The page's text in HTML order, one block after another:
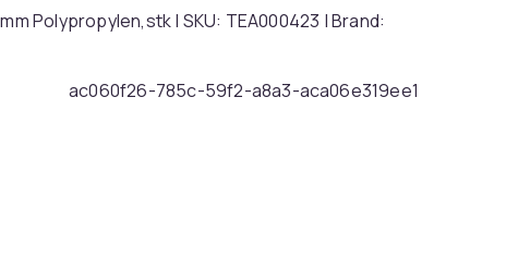
Polypropylen,stk | SKU: TEA000423 | Brand:
ac060f26-785c-59f2-a8a3-aca06e319ee1